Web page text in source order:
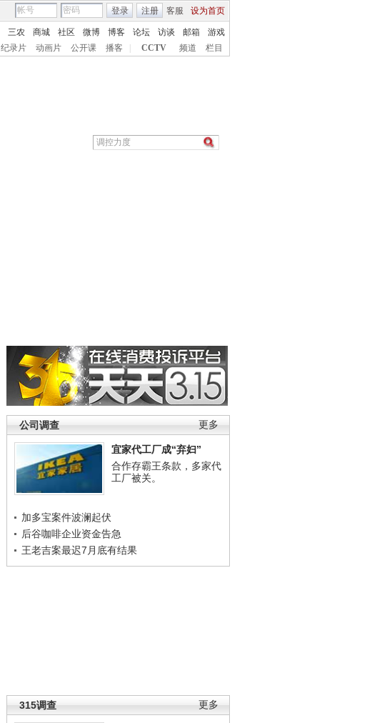
客服 设为首页
登录 注册
三农 商城 社区 微博 博客 论坛 访谈 邮箱
游戏
纪录片 动画片 公开课 播客 CCTV 频道 栏目
更多
公司调查
宜家代工厂成“弃妇”
合作存霸王条款，多家代
工厂被关。
加多宝案件波澜起伏
后谷咖啡企业资金告急
王老吉案最迟7月底有结果
更多
315调查